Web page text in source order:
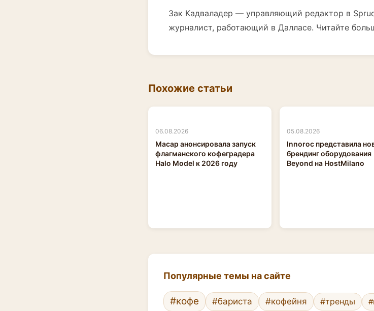
Зак Кадваладер — управляющий редактор в
журналист, работающий в Далласе. Читайте
Похожие статьи
06.08.2026
Macap анонсировала запуск
флагманского кофеградера
Halo Model к 2026 году
05.08.2026
Innoroc представила
брендинг оборудования
Beyond на HostMilano
Популярные темы на сайте
#кофе #бариста #кофейня #тренды